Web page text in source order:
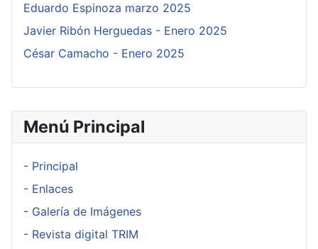
Menú Principal
- Principal
- Enlaces
- Galería de Imágenes
- Revista digital TRIM
Eduardo Espinoza marzo 2025
Javier Ribón Herguedas - Enero 2025
César Camacho - Enero 2025